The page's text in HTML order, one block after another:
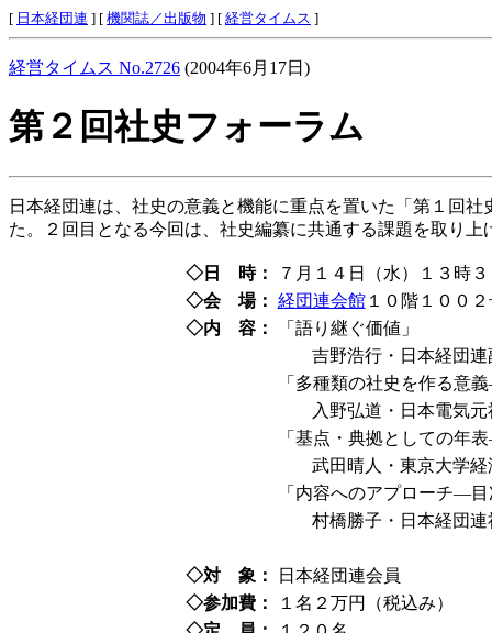
[ 日本経団連 ] [ 機関誌／出版物 ] [ 経営タイムス ]
経営タイムス No.2726 (2004年6月17日)
第２回社史フォーラム
日本経団連は、社史の意義と機能に重点を置いた
「第１回
た。２回目となる今回は、社史編纂に共通する課題を取り上
◇日 時：
７月１４日（水）１３時
◇会 場： 経団連会館１０階１００
◇内 容：
「語り継ぐ価値」
吉野浩行・日本経団
「多種類の社史を作る意
入野弘道・日本電気
「基点・典拠としての年
武田晴人・東京大学
「内容へのアプローチ―
村橋勝子・日本経団
◇対 象：
日本経団連会員
◇参加費：
１名２万円（税込み）